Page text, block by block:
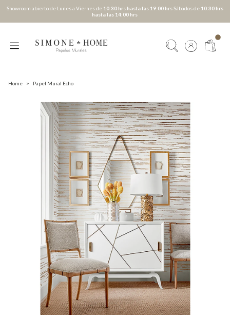
Showroom abierto de Lunes a Viernes de 10:30 hrs hasta las 19:00 hrsSábados de 10:30 hrs
hasta las 14:00 hrs
Home > Papel Mural Echo